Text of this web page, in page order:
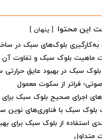
این محتوا پنهان
به‌کارگیری بلوک‌های سبک در
ماهیت بلوک سبک و تفاوت آن
سبک در بهبود عایق حرارتی
فراتر از سکوت معمول
اجرای صحیح بلوک سبک برای
بلوک سبک با فناوری‌های نوین
استفاده از بلوک سبک برای
متداول